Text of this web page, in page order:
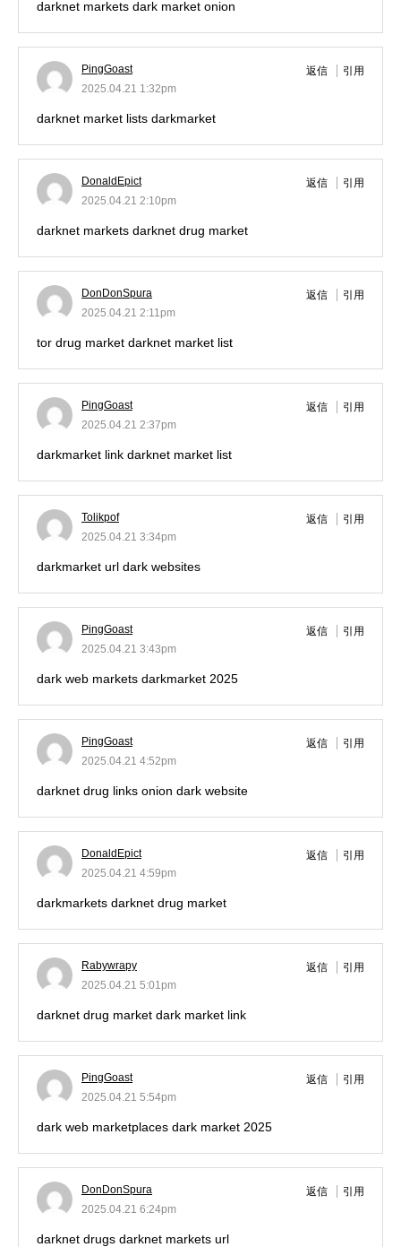
darknet markets dark market onion
PingGoast
2025.04.21 1:32pm
返信 引用
darknet market lists darkmarket
DonaldEpict
2025.04.21 2:10pm
返信 引用
darknet markets darknet drug market
DonDonSpura
2025.04.21 2:11pm
返信 引用
tor drug market darknet market list
PingGoast
2025.04.21 2:37pm
返信 引用
darkmarket link darknet market list
Tolikpof
2025.04.21 3:34pm
返信 引用
darkmarket url dark websites
PingGoast
2025.04.21 3:43pm
返信 引用
dark web markets darkmarket 2025
PingGoast
2025.04.21 4:52pm
返信 引用
darknet drug links onion dark website
DonaldEpict
2025.04.21 4:59pm
返信 引用
darkmarkets darknet drug market
Rabywrapy
2025.04.21 5:01pm
返信 引用
darknet drug market dark market link
PingGoast
2025.04.21 5:54pm
返信 引用
dark web marketplaces dark market 2025
DonDonSpura
2025.04.21 6:24pm
返信 引用
darknet drugs darknet markets url